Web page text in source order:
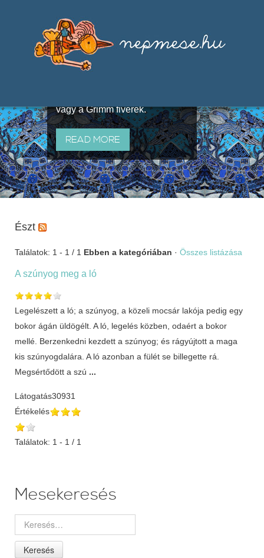
útján terjedő elbeszélésekből,
melyeket olyan ismert gyűjtők
állítottak össze, mint Benedek
vagy a Grimm fivérek.
READ MORE
Észt
Találatok: 1 - 1 / 1 Ebben a kategóriában · Összes listázása
A szúnyog meg a ló
Legelészett a ló; a szúnyog, a közeli mocsár lakója pedig egy
bokor ágán üldögélt. A ló, legelés közben, odaért a bokor
mellé. Berzenkedni kezdett a szúnyog; és rágyújtott a maga
kis szúnyogdalára. A ló azonban a fülét se billegette rá.
Megsértődött a szú ...
Látogatás30931
Értékelés
Találatok: 1 - 1 / 1
Mesekeresés
Keresés